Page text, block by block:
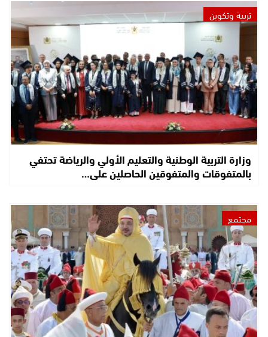
تربية وتكوين
وزارة التربية الوطنية والتعليم الأولي والرياضة تحتفي
بالمتفوقات والمتفوقين الحاصلين على…
مجتمع